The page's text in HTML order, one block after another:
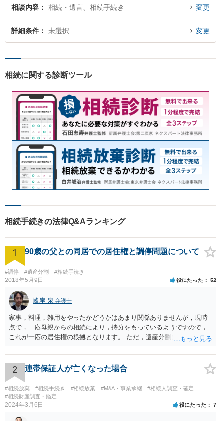
相談内容 相続・遺言、相続手続き 変更
詳細条件 未選択 変更
相続に関する診断ツール
相続手続きの法律Q&Aランキング
1 90歳の父との同居での居住権と調停問題について
#調停 #遺産分割 #相続手続き
2018年5月9日 役にたった 52
峰岸 泉 弁護士
家事，料理，雑用をやったかどうかはあまり関係ありませんが，現時
点で，一応母親からの相続により，持分をもっているようですので，
これが一応の居住権の根拠となります。 ただ，遺産分割により，母の
2 連帯保証人が亡くなった場合
#相続放棄 #相続手続き #相続放棄 #M&A・事業承継
#相続人調査・確定
#相続財産調査・鑑定
2024年3月6日 役にたった 7